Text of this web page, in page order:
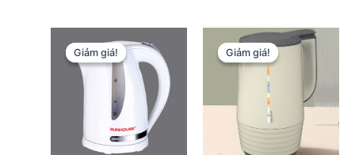
159.000 ₫.
Giảm giá!
Giảm giá! Giảm giá!
Giảm giá!